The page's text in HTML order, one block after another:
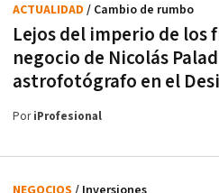
Lejos del imperio de los
negocio de Nicolás
astrofotógrafo en el
ACTUALIDAD / Cambio de rumbo
PoriProfesional